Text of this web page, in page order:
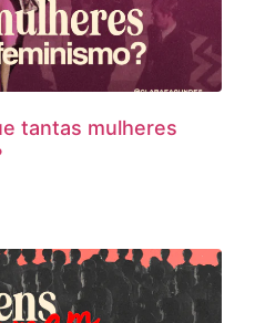
tantas mulheres